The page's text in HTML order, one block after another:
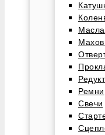
Ремни
Свечи